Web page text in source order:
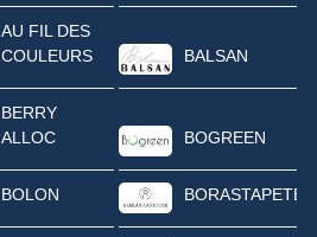
AU FIL DES
COULEURS
BALSAN
BERRY
ALLOC
BOGREEN
BOLON BORASTAPETER